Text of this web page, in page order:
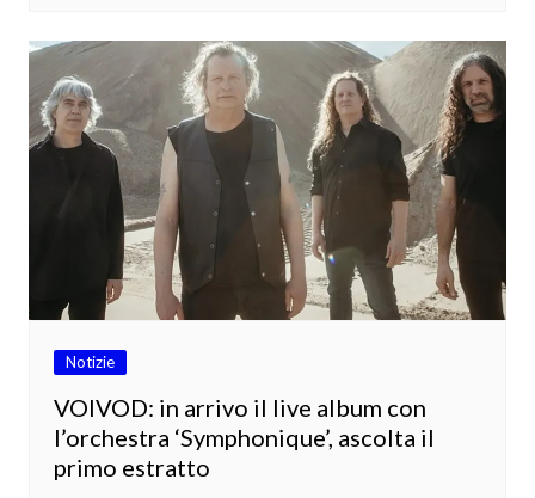
Notizie
VOIVOD: in arrivo il live album con
l’orchestra ‘Symphonique’, ascolta il
primo estratto